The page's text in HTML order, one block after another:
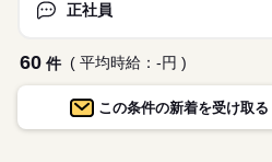
正社員
60 件 ( 平均時給：-円 )
この条件の新着を受け取る